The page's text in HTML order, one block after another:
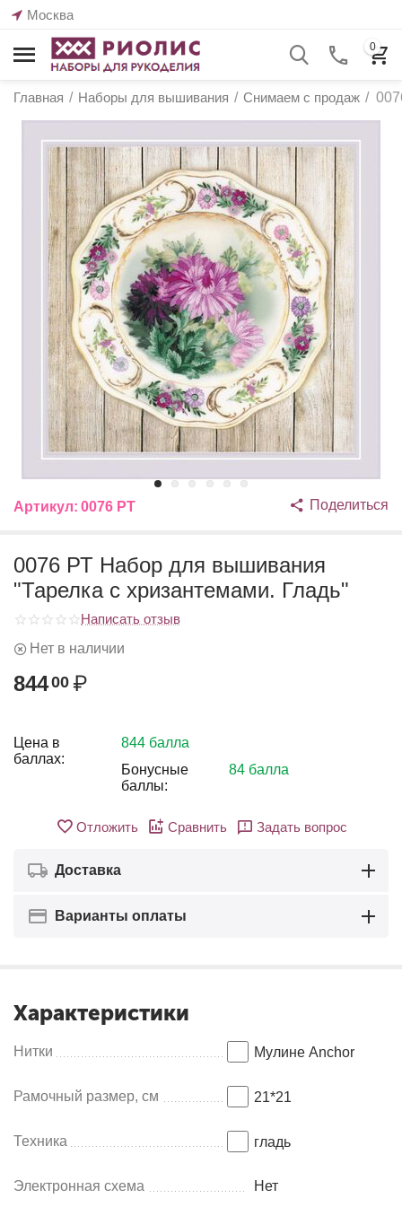
Москва
0
Главная / Наборы для вышивания / Снимаем с продаж /
Артикул: 0076 РТ Поделиться
0076 РТ Набор для вышивания
"Тарелка с хризантемами. Гладь"
Написать отзыв
Нет в наличии
84400 ₽
Цена в
баллах:
844 балла
Бонусные
баллы:
84 балла
Отложить Сравнить Задать вопрос
Доставка
Варианты оплаты
Характеристики
Нитки Мулине Anсhor
Рамочный размер, см 21*21
Техника гладь
Электронная схема Нет